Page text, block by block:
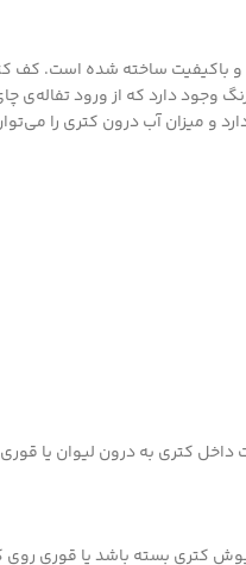
از پلاستیک مشکی و باکیفیت
از جنس ضدزنگ وجود دارد که از
میزان آب درون کتری را
کتری به درون لیوان یا
بسته باشد یا قوری روی